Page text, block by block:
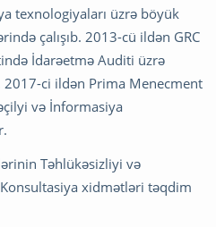
texnologiyaları üzrə böyük
çalışıb. 2013-cü ildən GRC
İdarəetmə Auditi üzrə
ci ildən Prima Menecment
və İnformasiya
Təhlükəsizliyi və
xidmətləri təqdim